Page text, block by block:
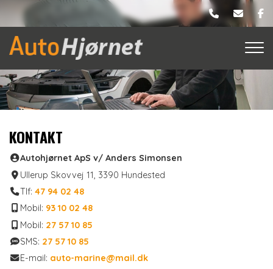
hovedindhold
KONTAKT
Autohjørnet ApS v/ Anders Simonsen
Ullerup Skovvej 11, 3390 Hundested
Tlf: 47 94 02 48
Mobil: 93 10 02 48
Mobil: 27 57 10 85
SMS: 27 57 10 85
E-mail: auto-marine@mail.dk